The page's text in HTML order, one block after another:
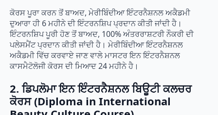
ਕੋਰਸ ਪੂਰਾ ਕਰਨ ਤੋਂ ਬਾਅਦ, ਮੇਰੀਬਿੰਦੀਆ ਇੰਟਰਨੈਸ਼ਨਲ ਅਕੈਡਮੀ
ਦੁਆਰਾ ਹੀ 6 ਮਹੀਨੇ ਦੀ ਇੰਟਰਨਸ਼ਿਪ ਪ੍ਰਦਾਨ ਕੀਤੀ ਜਾਂਦੀ ਹੈ।
ਇੰਟਰਨਸ਼ਿਪ ਪੂਰੀ ਹੋਣ ਤੋਂ ਬਾਅਦ, 100% ਅੰਤਰਰਾਸ਼ਟਰੀ ਨੌਕਰੀ ਦੀ
ਪਲੇਸਮੈਂਟ ਪ੍ਰਦਾਨ ਕੀਤੀ ਜਾਂਦੀ ਹੈ। ਮੇਰੀਬਿੰਦੀਆ ਇੰਟਰਨੈਸ਼ਨਲ
ਅਕੈਡਮੀ ਵਿੱਚ ਕਰਵਾਏ ਜਾਣ ਵਾਲੇ ਮਾਸਟਰ ਇਨ ਇੰਟਰਨੈਸ਼ਨਲ
ਕਾਸਮੈਟੋਲੋਜੀ ਕੋਰਸ ਦੀ ਮਿਆਦ 24 ਮਹੀਨੇ ਹੈ।
2. ਡਿਪਲੋਮਾ ਇਨ ਇੰਟਰਨੈਸ਼ਨਲ ਬਿਊਟੀ ਕਲਚਰ
ਕੋਰਸ (Diploma in International